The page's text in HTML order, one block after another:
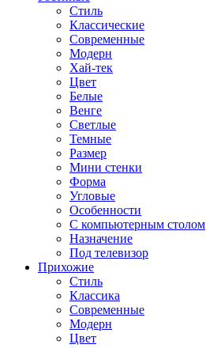
Стиль
Классические
Современные
Модерн
Хай-тек
Цвет
Белые
Венге
Светлые
Темные
Размер
Мини стенки
Форма
Угловые
Особенности
С компьютерным столом
Назначение
Под телевизор
Прихожие
Стиль
Классика
Современные
Модерн
Цвет